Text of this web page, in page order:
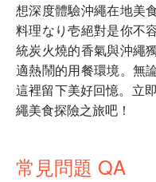
想深度體驗沖繩在地美
料理なり壱絕對是你不
統炭火燒的香氣與沖繩
適熱鬧的用餐環境。無
這裡留下美好回憶。立
繩美食探險之旅吧！
常見問題 QA